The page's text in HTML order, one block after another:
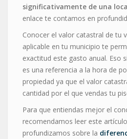
significativamente de una
enlace te contamos en
Conocer el valor catastral de tu
aplicable en tu municipio te
exactitud este gasto anual. Eso
es una referencia a la hora de
propiedad ya que el valor
cantidad por el que vendas tu
Para que entiendas mejor el
recomendamos leer este
profundizamos sobre la